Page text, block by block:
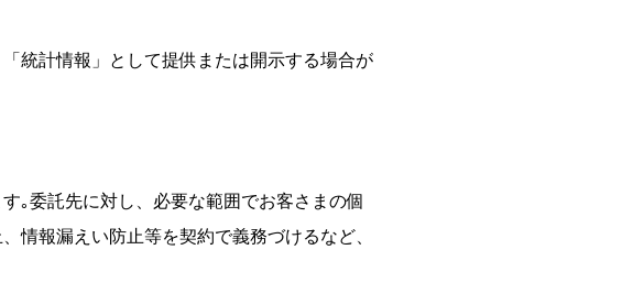
統計情報」として提供または開示する場合が
｡委託先に対し、必要な範囲でお客さまの個
情報漏えい防止等を契約で義務づけるなど、